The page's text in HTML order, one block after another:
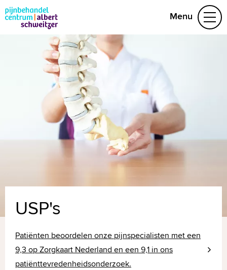
Menu
Aandoeningen
Behandelteam
Contact
(078) 654 22 19
Naar home asz.nl
USP's
Patiënten beoordelen onze pijnspecialisten met een
9,3 op Zorgkaart Nederland en een 9,1 in ons
patiënttevredenheidsonderzoek.